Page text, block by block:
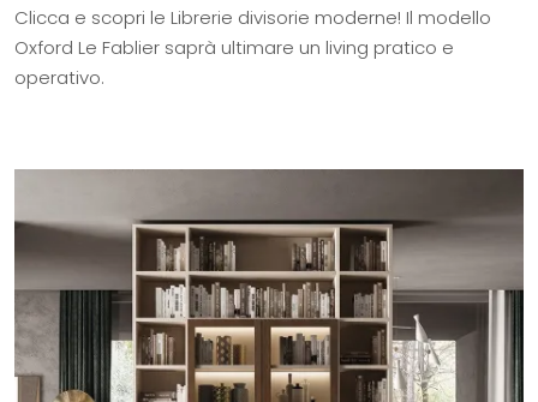
Clicca e scopri le Librerie divisorie moderne! Il modello
Oxford Le Fablier saprà ultimare un living pratico e
operativo.